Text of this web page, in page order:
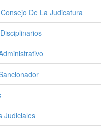
De La Judicatura
Judiciales